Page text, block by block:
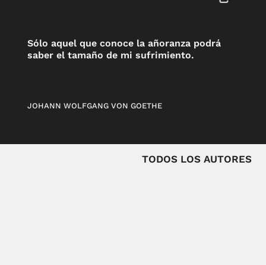
Sólo aquel que conoce la añoranza podrá
saber el tamaño de mi sufrimiento.
JOHANN WOLFGANG VON GOETHE
TODOS LOS AUTORES